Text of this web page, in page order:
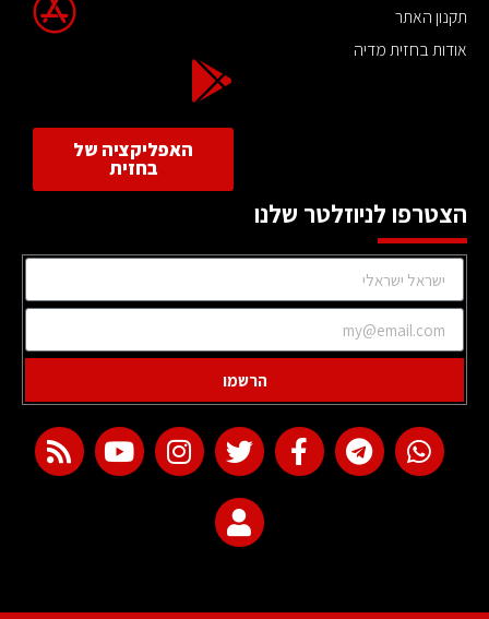
תקנון האתר
אודות בחזית מדיה
האפליקציה של
בחזית
הצטרפו לניוזלטר שלנו
הרשמו